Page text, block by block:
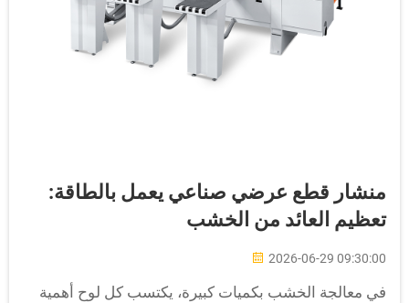
قطع عرضي صناعي يعمل بالطاقة:
العائد من الخشب
2026-06-29
معالجة الخشب بكميات كبيرة، يكتسب كل لوح أهمية